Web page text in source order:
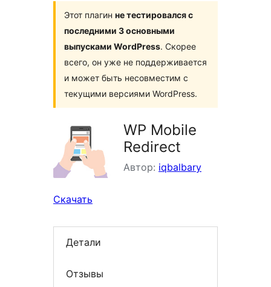
Этот плагин не тестировался с
последними 3 основными
выпусками WordPress. Скорее
всего, он уже не поддерживается
и может быть несовместим с
текущими версиями WordPress.
WP Mobile
Redirect
Автор: iqbalbary
Скачать
Детали
Отзывы